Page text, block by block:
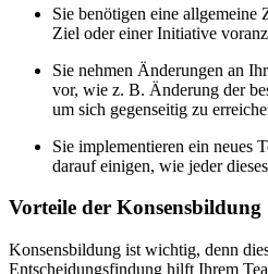
Sie benötigen eine allgemeine
Ziel oder einer Initiative
Sie nehmen Änderungen an
vor, wie z. B. Änderung der
um sich gegenseitig zu
Sie implementieren ein neues
darauf einigen, wie jeder
Vorteile der Konsensbildung
Konsensbildung ist wichtig, denn
Entscheidungsfindung hilft Ihrem